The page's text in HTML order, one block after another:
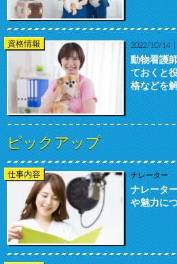
資格情報 2022/10/14
動物看護
ておくと
格などを
ピックアップ
仕事内容 ナレーター
ナレータ
や魅力に